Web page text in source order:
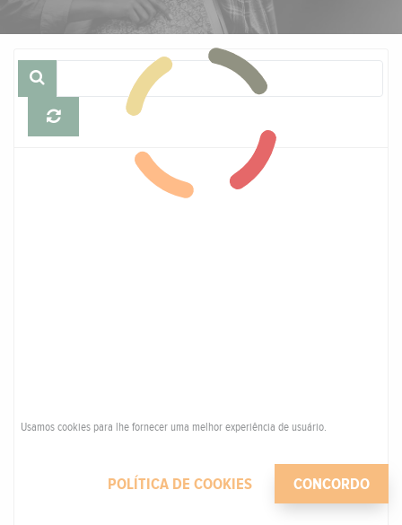
Usamos cookies para lhe fornecer uma melhor experiência de usuário.
POLÍTICA DE COOKIES CONCORDO